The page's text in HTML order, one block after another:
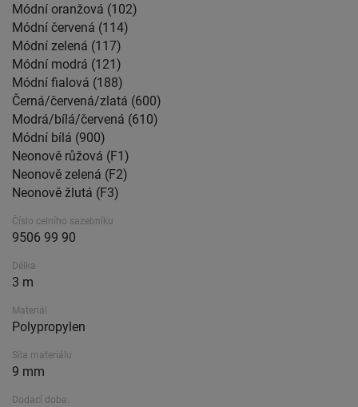
Módní oranžová (102)
Módní červená (114)
Módní zelená (117)
Módní modrá (121)
Módní fialová (188)
Černá/červená/zlatá (600)
Modrá/bílá/červená (610)
Módní bílá (900)
Neonově růžová (F1)
Neonově zelená (F2)
Neonově žlutá (F3)
Číslo celního sazebníku
9506 99 90
Délka
3 m
Materiál
Polypropylen
Síla materiálu
9 mm
Dodací doba.